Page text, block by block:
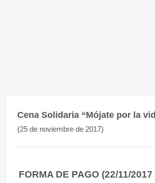
Cena Solidaria “Mójate por la
(25 de noviembre de 2017)
FORMA DE PAGO (22/11/